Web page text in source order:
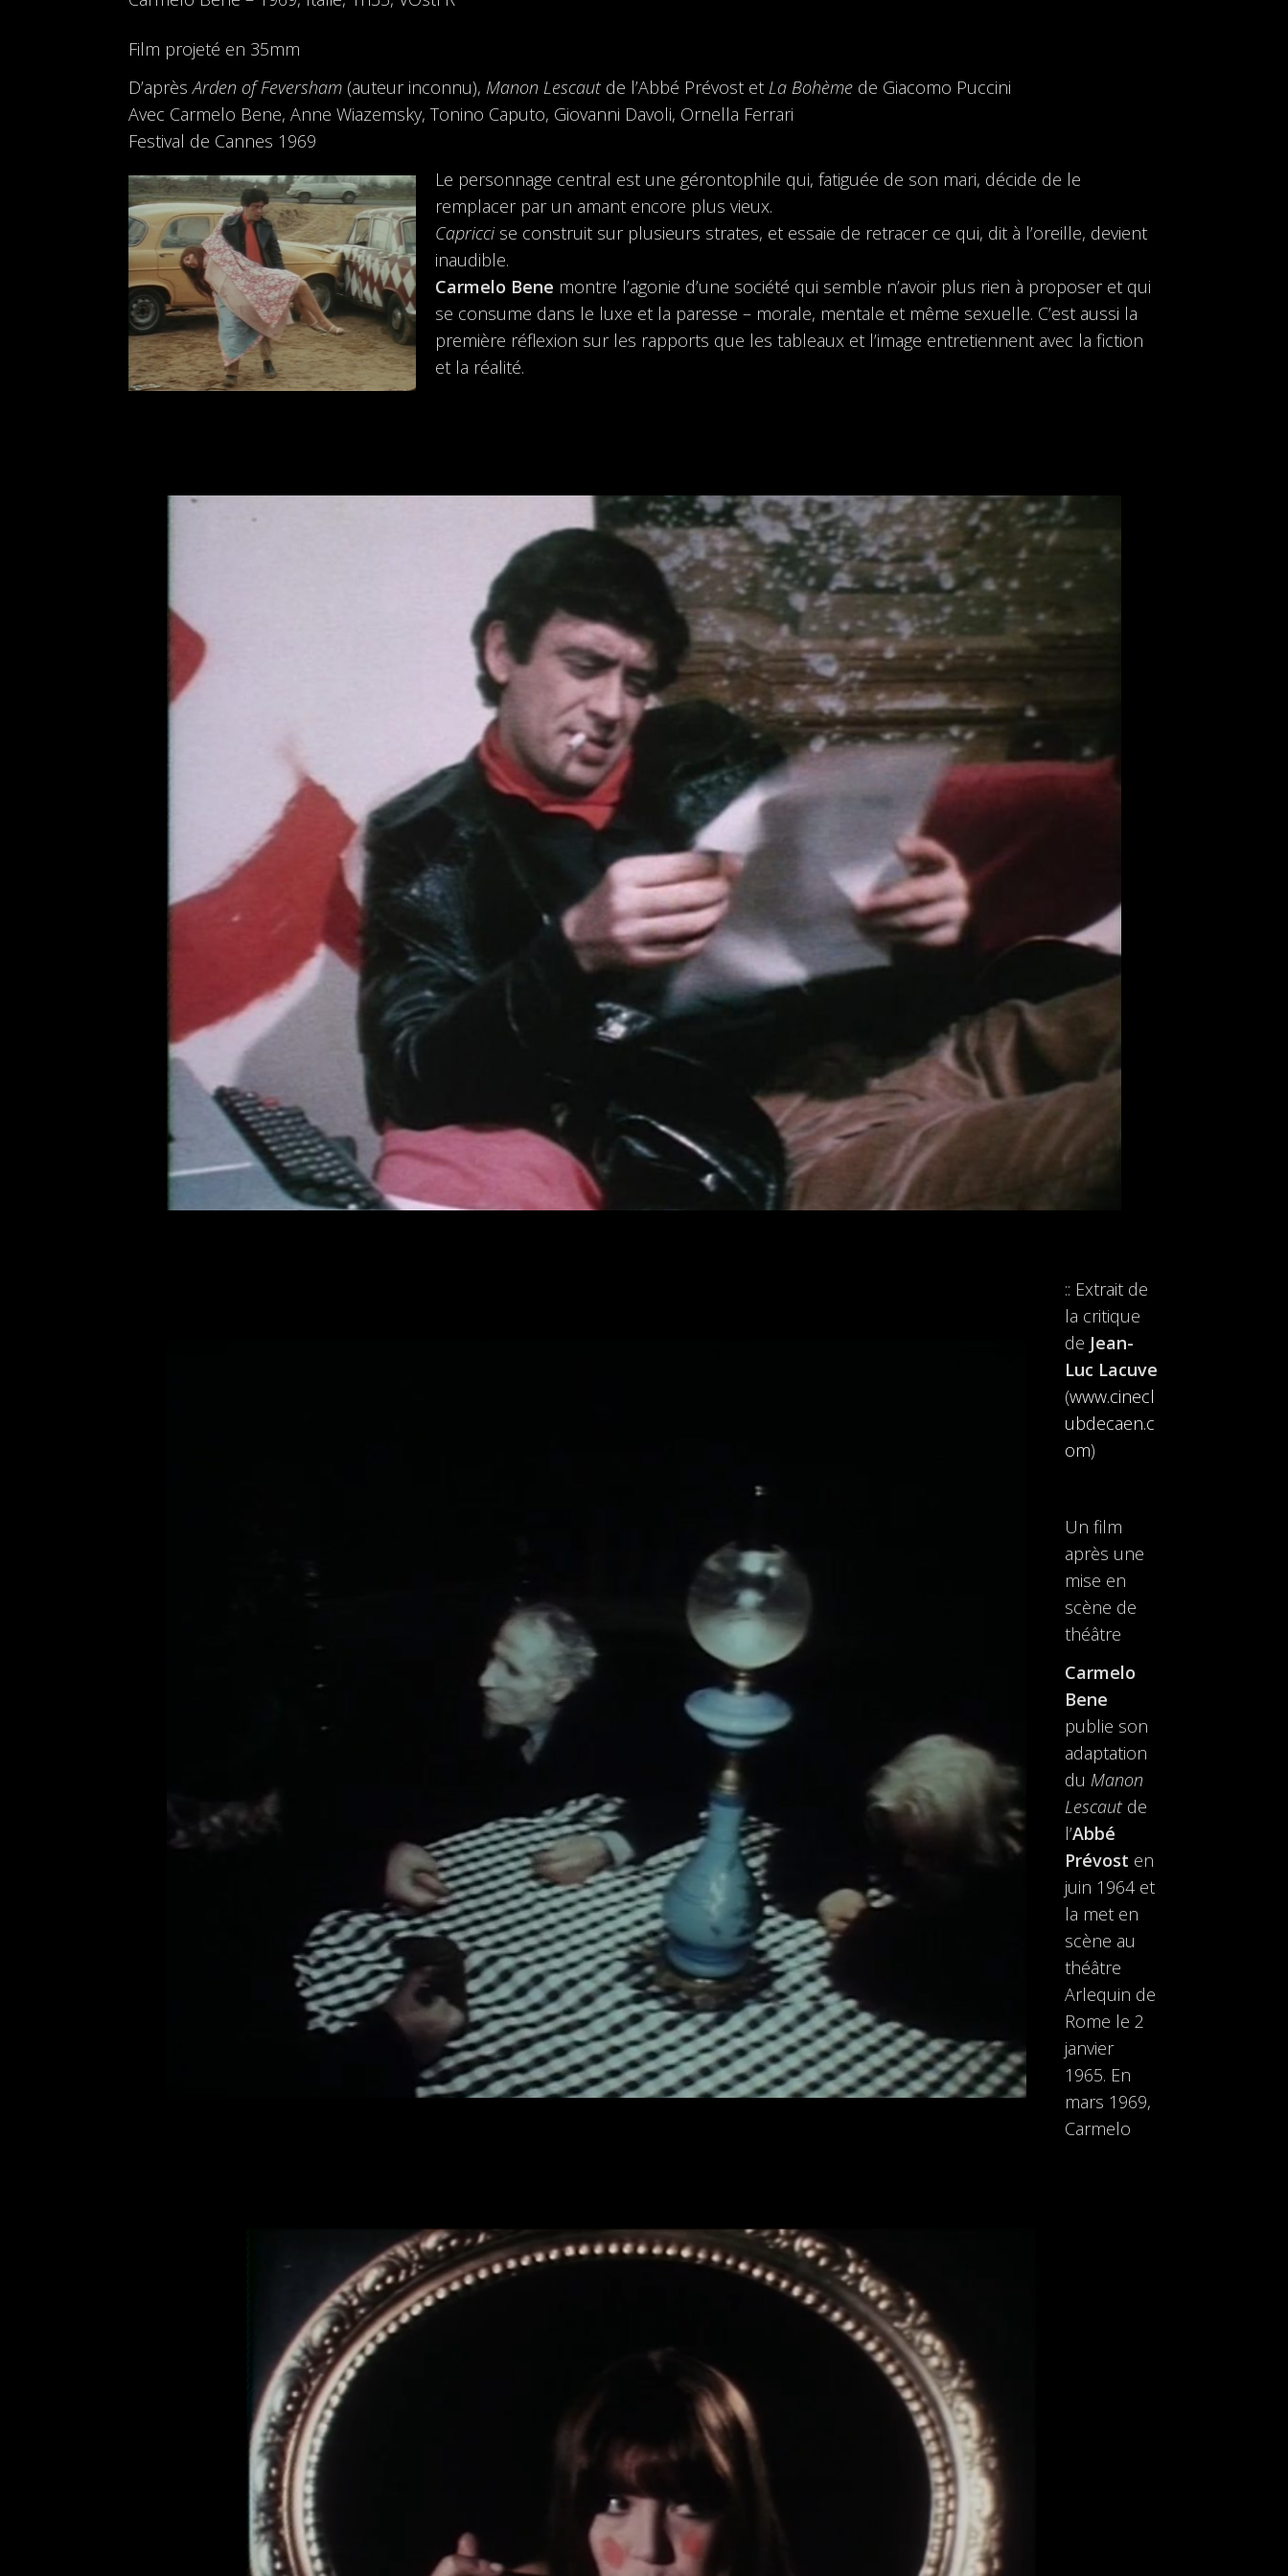
Film projeté en 35mm
D’aprèsArden of Feversham (auteur inconnu), Manon Lescaut de l’Abbé Prévost et La Bohème de Giacomo Puccini
Avec Carmelo Bene, Anne Wiazemsky, Tonino Caputo, Giovanni Davoli, Ornella Ferrari
Festival de Cannes 1969
Le personnage central est une gérontophile qui, fatiguée de son mari, décide de le
remplacer par un amant encore plus vieux.
Capriccise construit sur plusieurs strates, et essaie de retracer ce qui, dit à l’oreille, devient
inaudible.
Carmelo Bene montre l’agonie d’une société qui semble n’avoir plus rien à proposer et qui
se consume dans le luxe et la paresse – morale, mentale et même sexuelle. C’est aussi la
première réflexion sur les rapports que les tableaux et l’image entretiennent avec la fiction
et la réalité.
:: Extrait de
la critique
de Jean-
Luc Lacuve
(www.cinecl
ubdecaen.c
om)
Un film
après une
mise en
scène de
théâtre
Carmelo
Bene
publie son
adaptation
du Manon
Lescaut de
l’Abbé
Prévost en
juin 1964 et
la met en
scène au
théâtre
Arlequin de
Rome le 2
janvier
1965. En
mars 1969,
Carmelo